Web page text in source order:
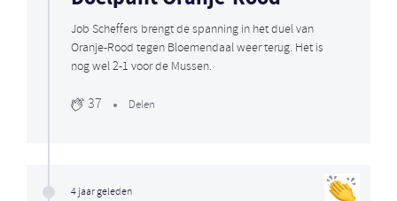
Job Scheffers brengt de spanning in het duel van
Oranje-Rood tegen Bloemendaal weer terug. Het is
nog wel 2-1 voor de Mussen.
37 Delen
4 jaar geleden